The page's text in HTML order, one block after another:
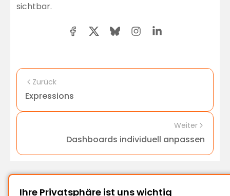
sichtbar.
Zurück
Expressions
Weiter
Dashboards individuell anpassen
Ihre Privatsphäre ist uns wichtig